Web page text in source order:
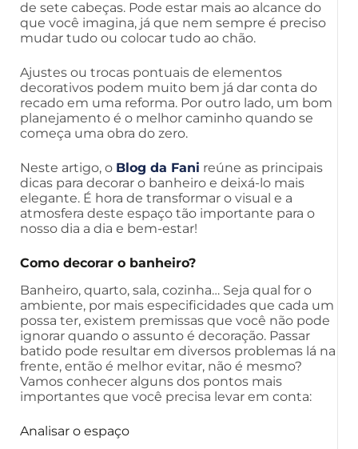
de sete cabeças. Pode estar mais ao alcance do
que você imagina, já que nem sempre é preciso
mudar tudo ou colocar tudo ao chão.
Ajustes ou trocas pontuais de elementos
decorativos podem muito bem já dar conta do
recado em uma reforma. Por outro lado, um bom
planejamento é o melhor caminho quando se
começa uma obra do zero.
Neste artigo, o Blog da Fani reúne as principais
dicas para decorar o banheiro e deixá-lo mais
elegante. É hora de transformar o visual e a
atmosfera deste espaço tão importante para o
nosso dia a dia e bem-estar!
Como decorar o banheiro?
Banheiro, quarto, sala, cozinha… Seja qual for o
ambiente, por mais especificidades que cada um
possa ter, existem premissas que você não pode
ignorar quando o assunto é decoração. Passar
batido pode resultar em diversos problemas lá na
frente, então é melhor evitar, não é mesmo?
Vamos conhecer alguns dos pontos mais
importantes que você precisa levar em conta:
Analisar o espaço